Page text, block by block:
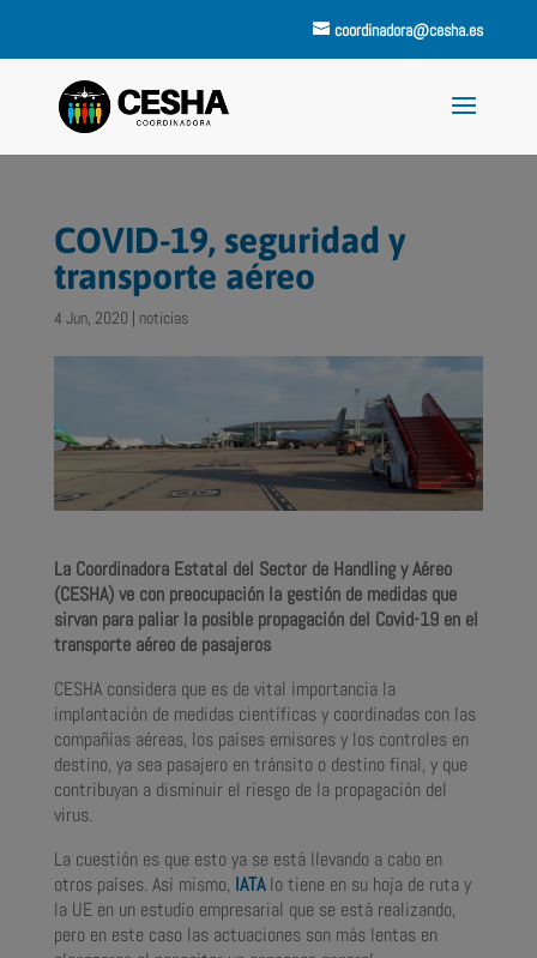
coordinadora@cesha.es
COVID-19, seguridad y
transporte aéreo
4 Jun, 2020 | noticias
La Coordinadora Estatal del Sector de Handling y Aéreo
(CESHA) ve con preocupación la gestión de medidas que
sirvan para paliar la posible propagación del Covid-19 en el
transporte aéreo de pasajeros
CESHA considera que es de vital importancia la
implantación de medidas científicas y coordinadas con las
compañías aéreas, los países emisores y los controles en
destino, ya sea pasajero en tránsito o destino final, y que
contribuyan a disminuir el riesgo de la propagación del
virus.
La cuestión es que esto ya se está llevando a cabo en
otros países. Así mismo, IATAlo tiene en su hoja de ruta y
la UE en un estudio empresarial que se está realizando,
pero en este caso las actuaciones son más lentas en